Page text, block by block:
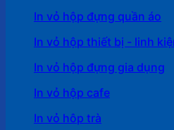
In vỏ hộp đựng quần áo
In vỏ hộp thiết bị - linh
In vỏ hộp đựng gia dụng
In vỏ hộp cafe
In vỏ hôp trà